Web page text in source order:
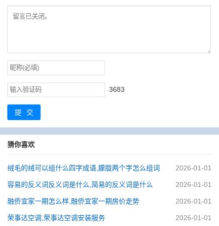
3683
提交
猜你喜欢
绒毛的绒可以组什么四字成语,朦胧两个字怎么组词 2026-01-01
容易的反义词反义词是什么,简易的反义词是什么 2026-01-01
融侨宜家一期怎么样,融侨宜家一期房价走势 2026-01-01
荣事达空调,荣事达空调安装服务 2026-01-01